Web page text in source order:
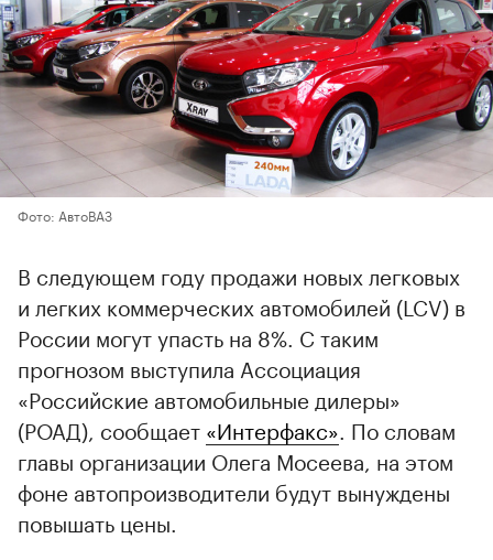
Фото: АвтоВАЗ
В следующем году продажи новых легковых
и легких коммерческих автомобилей (LCV) в
России могут упасть на 8%. С таким
прогнозом выступила Ассоциация
«Российские автомобильные дилеры»
(РОАД), сообщает «Интерфакс» . По словам
главы организации Олега Мосеева, на этом
фоне автопроизводители будут вынуждены
повышать цены.